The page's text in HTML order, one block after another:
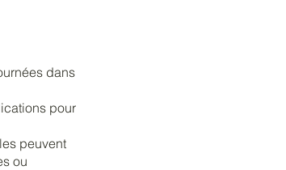
dans
pour
peuvent
ou